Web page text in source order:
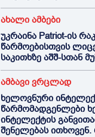
ახალი ამბები
უკრაინა Patriot-ის
წარმოებისთვის
საკითხზე აშშ-სთან
ამბავი ვრცლად
ხელოვნური
წარმომადგენლები
ინტელექტის
შენელებას